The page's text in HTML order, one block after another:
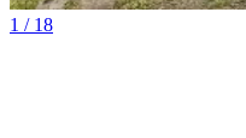
1 / 18